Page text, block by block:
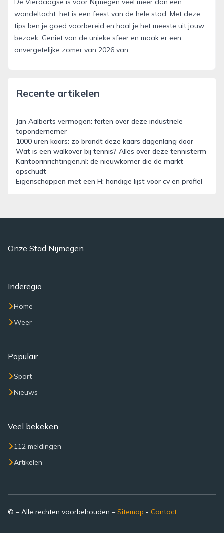
De Vierdaagse is voor Nijmegen veel meer dan een
wandeltocht: het is een feest van de hele stad. Met deze
tips ben je goed voorbereid en haal je het meeste uit jouw
bezoek. Geniet van de unieke sfeer en maak er een
onvergetelijke zomer van 2026 van.
Recente artikelen
Jan Aalberts vermogen: feiten over deze industriële
topondernemer
1000 uren kaars: zo brandt deze kaars dagenlang door
Wat is een walkover bij tennis? Alles over deze tennisterm
Kantoorinrichtingen.nl: de nieuwkomer die de markt
opschudt
Eigenschappen met een H: handige lijst voor cv en profiel
Onze Stad Nijmegen
Inderegio
Home
Weer
Populair
Sport
Nieuws
Veel bekeken
112 meldingen
Artikelen
© – Alle rechten voorbehouden – Sitemap - Contact